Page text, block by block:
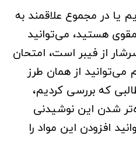
یا در مجموع علاقمند به
هستید، می‌توانید
از فیبر است، امتحان
می‌توانید از همان طرز
که بررسی کردیم،
شدن این نوشیدنی
افزودن این مواد را